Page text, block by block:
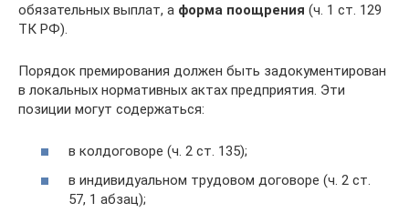
обязательных выплат, а форма поощрения (ч. 1 ст. 129
ТК РФ).
Порядок премирования должен быть задокументирован
в локальных нормативных актах предприятия. Эти
позиции могут содержаться:
в колдоговоре (ч. 2 ст. 135);
в индивидуальном трудовом договоре (ч. 2 ст.
57, 1 абзац);